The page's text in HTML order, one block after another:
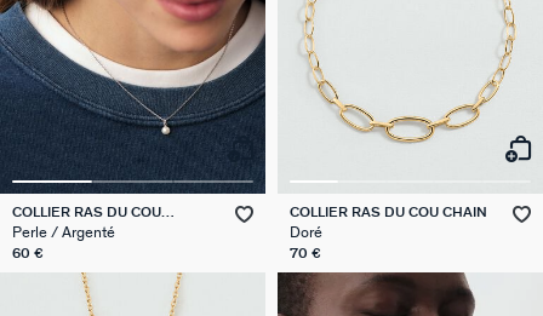
COLLIER RAS DU COU
PERLYS
Perle / Argenté
60 €
COLLIER RAS DU COU CHAIN
Doré
70 €